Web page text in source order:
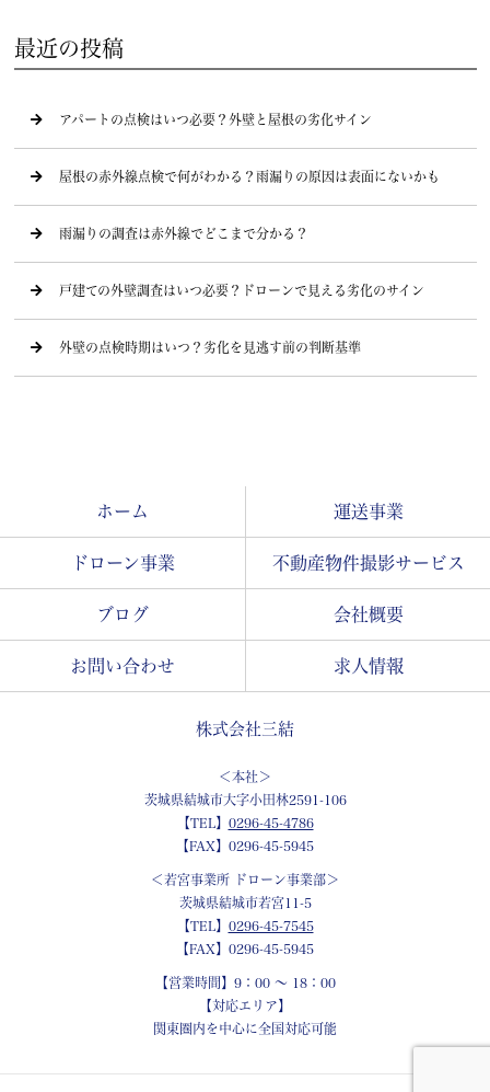
最近の投稿
アパートの点検はいつ必要？外壁と屋根の劣化サイン
屋根の赤外線点検で何がわかる？雨漏りの原因は表面にないかも
雨漏りの調査は赤外線でどこまで分かる？
戸建ての外壁調査はいつ必要？ドローンで見える劣化のサイン
外壁の点検時期はいつ？劣化を見逃す前の判断基準
ホーム 運送事業
ドローン事業 不動産物件撮影サービス
ブログ 会社概要
お問い合わせ 求人情報
株式会社三結
＜本社＞
茨城県結城市大字小田林2591-106
【TEL】 0296-45-4786
【FAX】0296-45-5945
＜若宮事業所 ドローン事業部＞
茨城県結城市若宮11-5
【TEL】 0296-45-7545
【FAX】0296-45-5945
【営業時間】9：00 ～ 18：00
【対応エリア】
関東圏内を中心に全国対応可能